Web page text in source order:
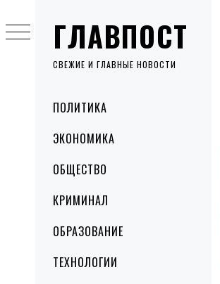
ГЛАВПОСТ
СВЕЖИЕ И ГЛАВНЫЕ НОВОСТИ
MenuПОЛИТИКА
ЭКОНОМИКА
ОБЩЕСТВО
КРИМИНАЛ
ОБРАЗОВАНИЕ
ТЕХНОЛОГИИ
to
content